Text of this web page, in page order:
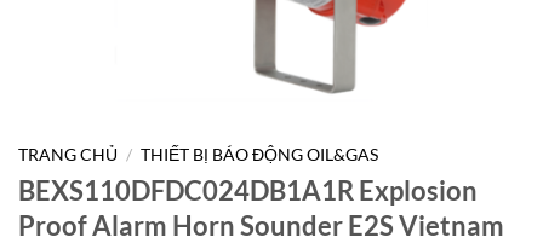
TRANG CHỦ / THIẾT BỊ BÁO ĐỘNG OIL&GAS
BEXS110DFDC024DB1A1R Explosion
Proof Alarm Horn Sounder E2S Vietnam